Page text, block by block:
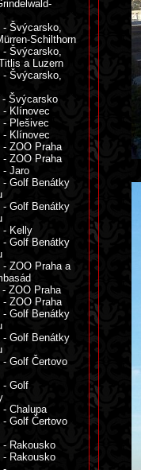
- Švýcarsko,
Schilthorn
- Švýcarsko,
a Luzern
- Švýcarsko,
- Švýcarsko
- Klínovec
- Plešivec
- Klínovec
- ZOO Praha
- ZOO Praha
- Jaro
- Golf Benátky
- Golf Benátky
- Kelly
- Golf Benátky
- ZOO Praha a
- ZOO Praha
- ZOO Praha
- Golf Benátky
- Golf Benátky
- Golf Čertovo
- Golf
- Chalupa
- Golf Čertovo
- Rakousko
- Rakousko